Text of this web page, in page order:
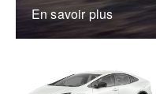
En savoir plus